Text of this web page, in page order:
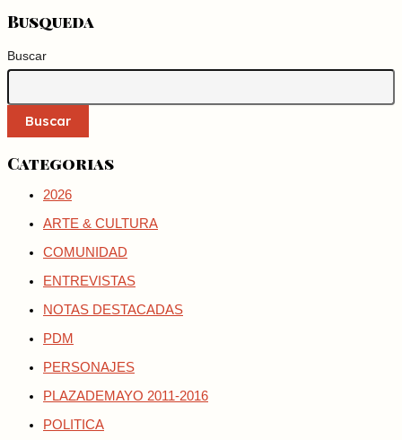
Busqueda
Buscar
Buscar
Categorias
2026
ARTE & CULTURA
COMUNIDAD
ENTREVISTAS
NOTAS DESTACADAS
PDM
PERSONAJES
PLAZADEMAYO 2011-2016
POLITICA